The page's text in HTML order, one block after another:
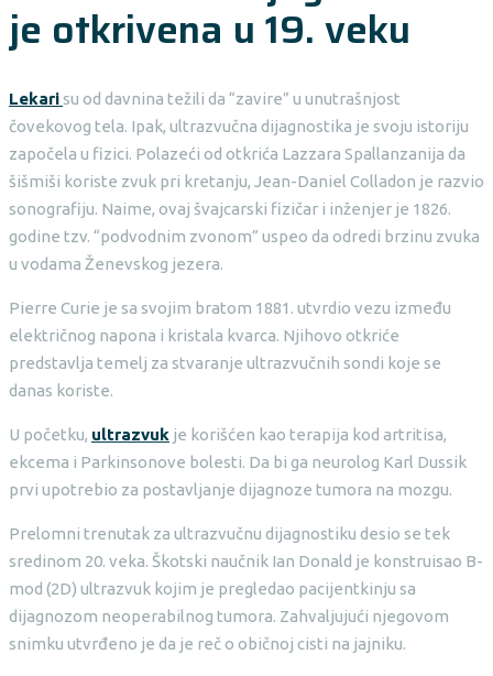
je otkrivena u 19. veku
Lekari su od davnina težili da “zavire” u unutrašnjost
čovekovog tela. Ipak, ultrazvučna dijagnostika je svoju istoriju
započela u fizici. Polazeći od otkrića Lazzara Spallanzanija da
šišmiši koriste zvuk pri kretanju, Jean-Daniel Colladon je razvio
sonografiju. Naime, ovaj švajcarski fizičar i inženjer je 1826.
godine tzv. “podvodnim zvonom” uspeo da odredi brzinu zvuka
u vodama Ženevskog jezera.
Pierre Curie je sa svojim bratom 1881. utvrdio vezu između
električnog napona i kristala kvarca. Njihovo otkriće
predstavlja temelj za stvaranje ultrazvučnih sondi koje se
danas koriste.
U početku, ultrazvuk je korišćen kao terapija kod artritisa,
ekcema i Parkinsonove bolesti. Da bi ga neurolog Karl Dussik
prvi upotrebio za postavljanje dijagnoze tumora na mozgu.
Prelomni trenutak za ultrazvučnu dijagnostiku desio se tek
sredinom 20. veka. Škotski naučnik Ian Donald je konstruisao B-
mod (2D) ultrazvuk kojim je pregledao pacijentkinju sa
dijagnozom neoperabilnog tumora. Zahvaljujući njegovom
snimku utvrđeno je da je reč o običnoj cisti na jajniku.